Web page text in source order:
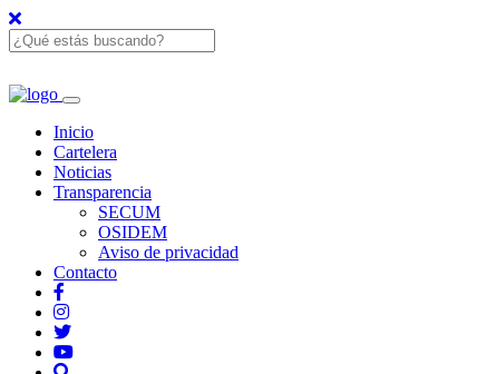
Inicio
Cartelera
Noticias
Transparencia
SECUM
OSIDEM
Aviso de privacidad
Contacto